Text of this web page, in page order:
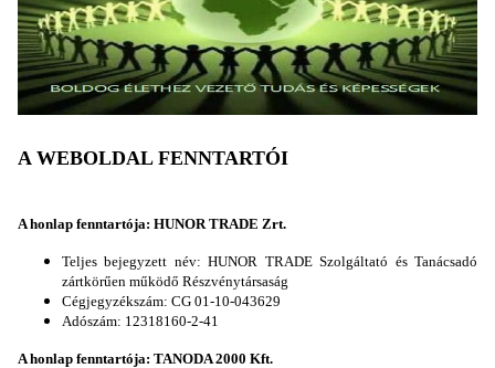
A WEBOLDAL FENNTARTÓI
A honlap fenntartója: HUNOR TRADE Zrt.
Teljes bejegyzett név:HUNOR TRADE Szolgáltató és Tanácsadó
zártkörűen működő Részvénytársaság
Cégjegyzékszám: CG 01-10-043629
Adószám: 12318160-2-41
A honlap fenntartója: TANODA 2000 Kft.